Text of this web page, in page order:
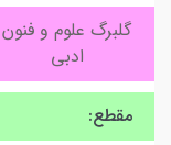
گلبرگ علوم و فنون
ادبی
مقطع: